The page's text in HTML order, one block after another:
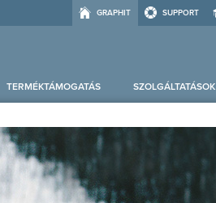
GRAPHIT SUPPORT
TERMÉKTÁMOGATÁS SZOLGÁLTATÁSOK